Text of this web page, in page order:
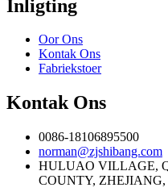
Inligting
Oor Ons
Kontak Ons
Fabriekstoer
Kontak Ons
0086-18106895500
norman@zjshibang.com
HULUAO VILLAGE,
COUNTY,